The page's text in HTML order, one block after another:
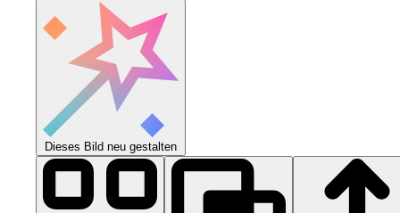
Dieses Bild neu gestalten